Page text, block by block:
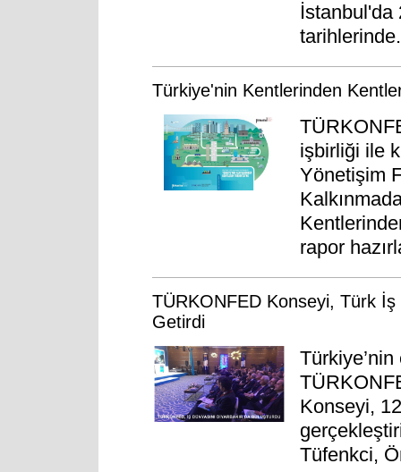
İstanbul'da
Türkiye'nin Kentlerinden
işbirliği ile
Yönetişim
rapor
TÜRKONFED Konseyi, Türk İş
Getirdi
Türkiye’nin
Konseyi,
Tüfenkci,